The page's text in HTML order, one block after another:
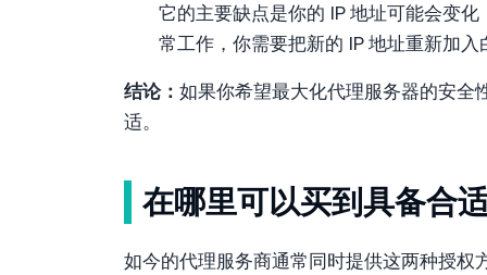
它的主要缺点是你的 IP 地址可能会变
常工作，你需要把新的 IP 地址重新加
结论： 如果你希望最大化代理服务器的安全
适。
在哪里可以买到具备合
如今的代理服务商通常同时提供这两种授